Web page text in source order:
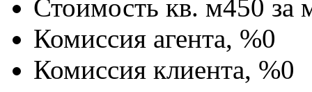
Стоимость кв. м450 за
Комиссия агента, %0
Комиссия клиента, %0